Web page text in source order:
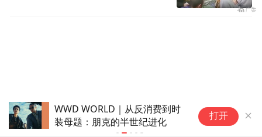
WWD WORLD｜从反消费到时
装母题：朋克的半世纪进化
打开